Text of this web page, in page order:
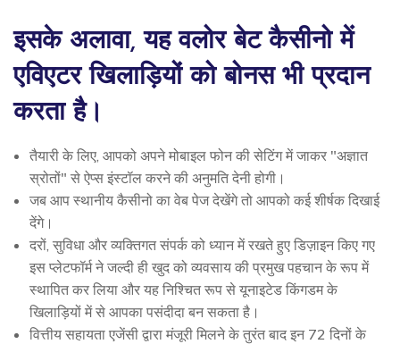
इसके अलावा, यह वलोर बेट कैसीनो में
एविएटर खिलाड़ियों को बोनस भी प्रदान
करता है।
तैयारी के लिए, आपको अपने मोबाइल फोन की सेटिंग में जाकर "अज्ञात
स्रोतों" से ऐप्स इंस्टॉल करने की अनुमति देनी होगी।
जब आप स्थानीय कैसीनो का वेब पेज देखेंगे तो आपको कई शीर्षक दिखाई
देंगे।
दरों, सुविधा और व्यक्तिगत संपर्क को ध्यान में रखते हुए डिज़ाइन किए गए
इस प्लेटफॉर्म ने जल्दी ही खुद को व्यवसाय की प्रमुख पहचान के रूप में
स्थापित कर लिया और यह निश्चित रूप से यूनाइटेड किंगडम के
खिलाड़ियों में से आपका पसंदीदा बन सकता है।
वित्तीय सहायता एजेंसी द्वारा मंजूरी मिलने के तुरंत बाद इन 72 दिनों के